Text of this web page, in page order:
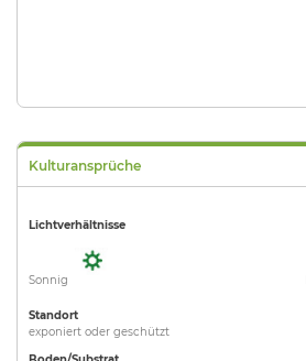
Kulturansprüche
Lichtverhältnisse
Sonnig
Standort
exponiert oder geschützt